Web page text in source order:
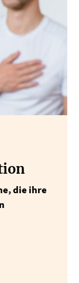
die ihre